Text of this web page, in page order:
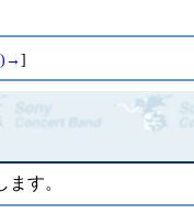
)→]
す。